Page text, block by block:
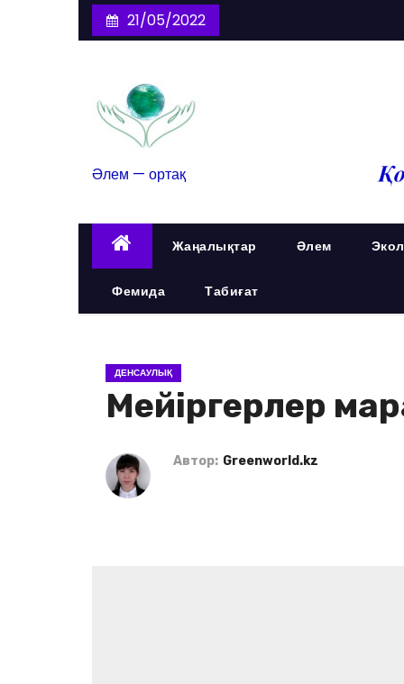
21/05/2022
Әлем — ортақ
Жаңалықтар Әлем
Фемида Табиғат
ДЕНСАУЛЫҚ
Мейіргерлер
Автор: Greenworld.kz